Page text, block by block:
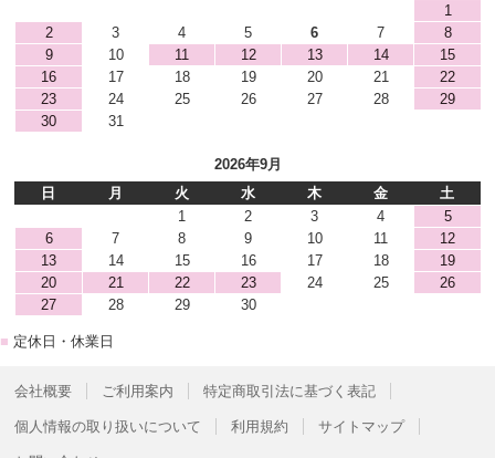
1
2
3 4 5 6 7
8
9
10 11 12 13 14
15
16
17 18 19 20 21
22
23
24 25 26 27 28
29
30
31
2026年9月
日
月 火 水 木 金
土
1
2 3 4
5
6
7 8 9 10 11
12
13
14 15 16 17 18
19
20
21 22 23 24 25
26
27
28 29 30
■ 定休日・休業日
会社概要 ご利用案内 特定商取引法に基づく表記
個人情報の取り扱いについて 利用規約 サイトマップ